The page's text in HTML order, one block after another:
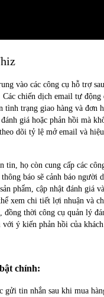
vào các công cụ hỗ trợ
Các chiến dịch email tự
tình trạng giao hàng và đơn
giá hoặc phản hồi mà
dõi tỷ lệ mở email và
tin, họ còn cung cấp các
báo sẽ cảnh báo người
phẩm, cập nhật đánh giá
xem chi tiết lợi nhuận và
đồng thời công cụ quản lý
ý kiến phản hồi của khách
chính:
gửi tin nhắn sau khi mua